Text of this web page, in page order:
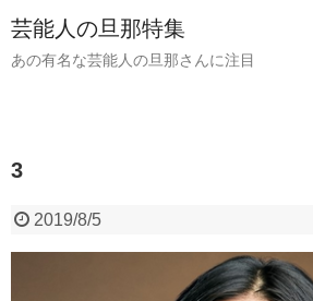
芸能人の旦那特集
あの有名な芸能人の旦那さんに注目
3
2019/8/5